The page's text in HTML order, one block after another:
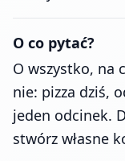
O co pytać?
O wszystko, na
nie: pizza dziś,
jeden odcinek.
stwórz własne